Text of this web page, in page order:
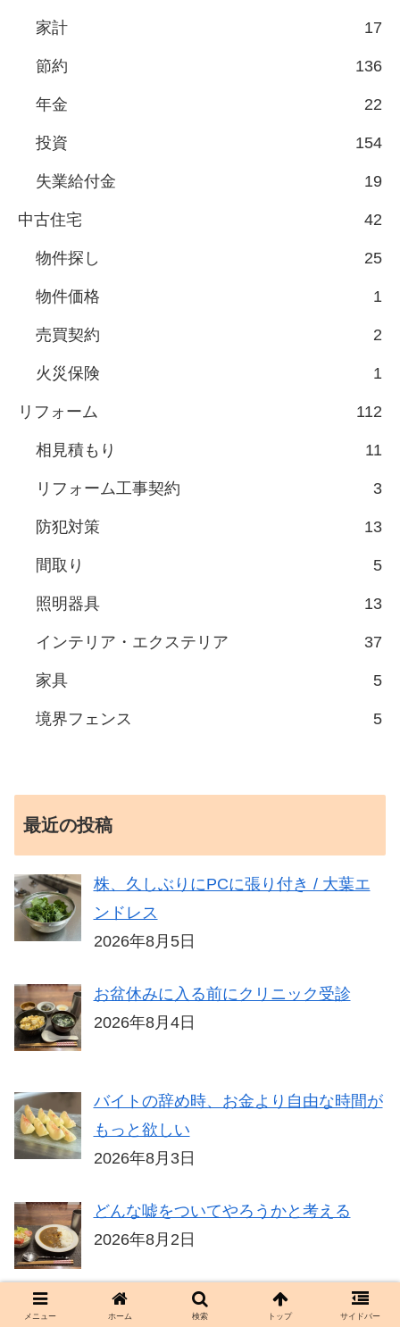
家計 17
節約 136
年金 22
投資 154
失業給付金 19
中古住宅 42
物件探し 25
物件価格 1
売買契約 2
火災保険 1
リフォーム 112
相見積もり 11
リフォーム工事契約 3
防犯対策 13
間取り 5
照明器具 13
インテリア・エクステリア 37
家具 5
境界フェンス 5
最近の投稿
株、久しぶりにPCに張り付き / 大葉エ
ンドレス
2026年8月5日
お盆休みに入る前にクリニック受診
2026年8月4日
バイトの辞め時、お金より自由な時間が
もっと欲しい
2026年8月3日
どんな嘘をついてやろうかと考える
2026年8月2日
勝手な思い込みで言いがかりをつけるの
メニュー ホーム 検索 トップ サイドバー